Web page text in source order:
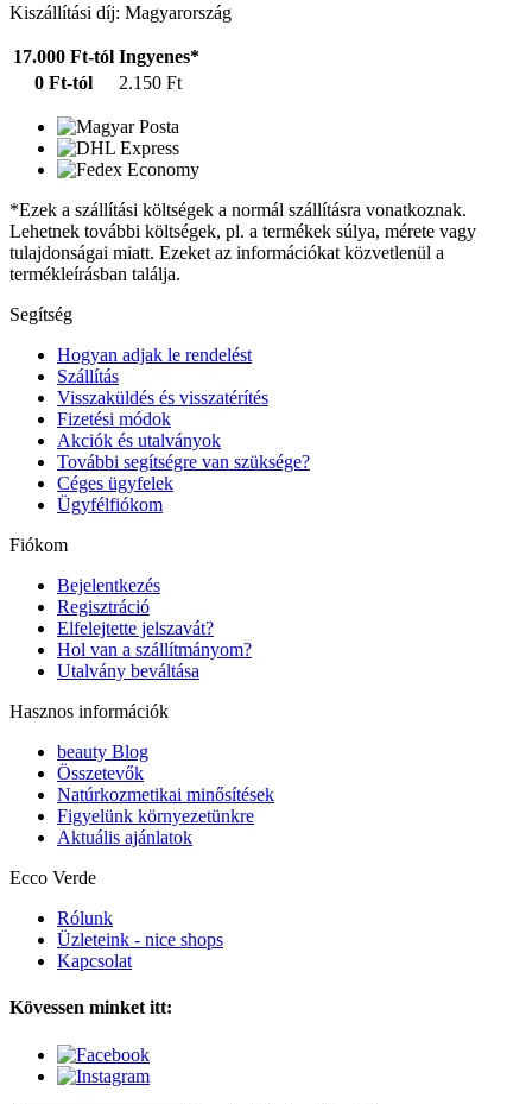
Kiszállítási díj: Magyarország
17.000 Ft-tól Ingyenes*
0 Ft-tól
2.150 Ft
*Ezek a szállítási költségek a normál szállításra vonatkoznak.
Lehetnek további költségek, pl. a termékek súlya, mérete vagy
tulajdonságai miatt. Ezeket az információkat közvetlenül a
termékleírásban találja.
Segítség
Hogyan adjak le rendelést
Szállítás
Visszaküldés és visszatérítés
Fizetési módok
Akciók és utalványok
További segítségre van szüksége?
Céges ügyfelek
Ügyfélfiókom
Fiókom
Bejelentkezés
Regisztráció
Elfelejtette jelszavát?
Hol van a szállítmányom?
Utalvány beváltása
Hasznos információk
beauty Blog
Összetevők
Natúrkozmetikai minősítések
Figyelünk környezetünkre
Aktuális ajánlatok
Ecco Verde
Rólunk
Üzleteink - nice shops
Kapcsolat
Kövessen minket itt: